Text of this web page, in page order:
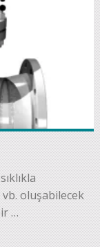
vb. oluşabilecek
…